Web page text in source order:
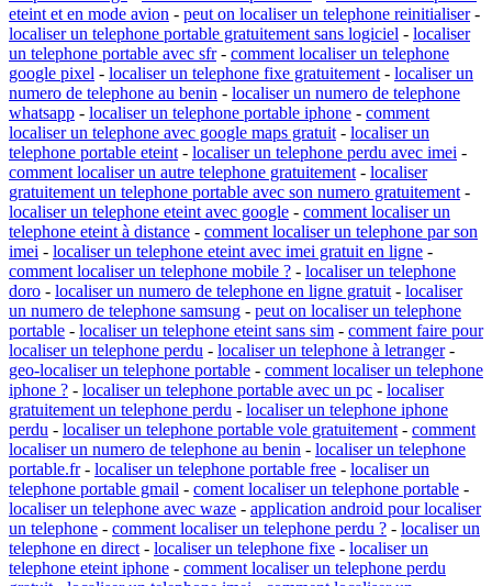
eteint et en mode avion - peut on localiser un telephone reinitialiser-
localiser un telephone portable gratuitement sans logiciel - localiser
un telephone portable avec sfr- comment localiser un telephone
google pixel - localiser un telephone fixe gratuitement - localiser un
numero de telephone au benin - localiser un numero de telephone
whatsapp - localiser un telephone portable iphone - comment
localiser un telephone avec google maps gratuit - localiser un
telephone portable eteint - localiser un telephone perdu avec imei -
comment localiser un autre telephone gratuitement - localiser
gratuitement un telephone portable avec son numero gratuitement -
localiser un telephone eteint avec google - comment localiser un
telephone eteint à distance - comment localiser un telephone par son
imei - localiser un telephone eteint avec imei gratuit en ligne -
comment localiser un telephone mobile ? - localiser un telephone
doro - localiser un numero de telephone en ligne gratuit - localiser
un numero de telephone samsung - peut on localiser un telephone
portable - localiser un telephone eteint sans sim - comment faire pour
localiser un telephone perdu - localiser un telephone à letranger-
geo-localiser un telephone portable - comment localiser un telephone
iphone ? - localiser un telephone portable avec un pc - localiser
gratuitement un telephone perdu - localiser un telephone iphone
perdu - localiser un telephone portable vole gratuitement - comment
localiser un numero de telephone au benin - localiser un telephone
portable.fr- localiser un telephone portable free - localiser un
telephone portable gmail - coment localiser un telephone portable -
localiser un telephone avec waze - application android pour localiser
un telephone - comment localiser un telephone perdu ? - localiser un
telephone en direct - localiser un telephone fixe - localiser un
telephone eteint iphone - comment localiser un telephone perdu